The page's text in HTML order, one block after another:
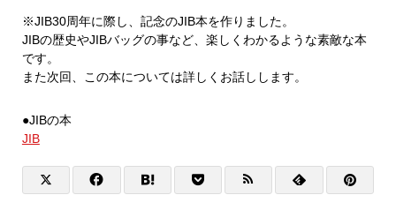
※JIB30周年に際し、記念のJIB本を作りました。
JIBの歴史やJIBバッグの事など、楽しくわかるような素敵な本
です。
また次回、この本については詳しくお話しします。
●JIBの本
JIB